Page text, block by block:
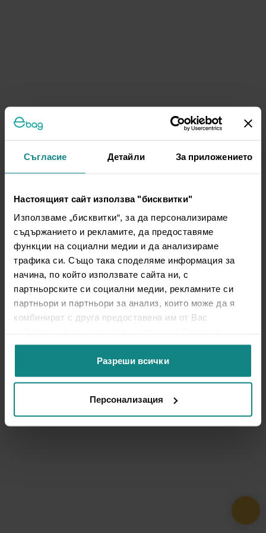
Съгласие Детайли За приложението
Настоящият сайт използва "бисквитки"
Използваме „бисквитки“, за да персонализираме
съдържанието и рекламите, да предоставяме
функции на социални медии и да анализираме
трафика си. Също така споделяме информация за
начина, по който използвате сайта ни, с
партньорските си социални медии, рекламните си
партньори и партньори за анализ, които може да я
комбинират с друга предоставена им от Вас
ползването от Ваша страна на услугите им.
Разреши всички
Персонализация